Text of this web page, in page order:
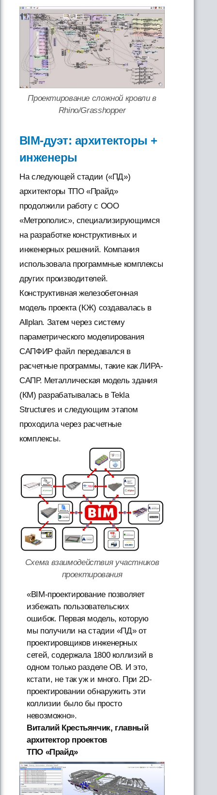
Проектирование сложной кровли в
Rhino/Grasshopper
BIM-дуэт: архитекторы +
инженеры
На следующей стадии («ПД»)
архитекторы ТПО «Прайд»
продолжили работу с ООО
«Метрополис», специализирующимся
на разработке конструктивных и
инженерных решений. Компания
использовала программные комплексы
других производителей.
Конструктивная железобетонная
модель проекта (КЖ) создавалась в
Allplan. Затем через систему
параметрического моделирования
САПФИР файл передавался в
расчетные программы, такие как ЛИРА-
САПР. Металлическая модель здания
(КМ) разрабатывалась в Tekla
Structures и следующим этапом
проходила через расчетные
комплексы.
Схема взаимодействия участников
проектирования
«BIM-проектирование позволяет
избежать пользовательских
ошибок. Первая модель, которую
мы получили на стадии «ПД» от
проектировщиков инженерных
сетей, содержала 1800 коллизий в
одном только разделе ОВ. И это,
кстати, не так уж и много. При 2D-
проектировании обнаружить эти
коллизии было бы просто
невозможно».
Виталий Крестьянчик, главный
архитектор проектов
ТПО «Прайд»